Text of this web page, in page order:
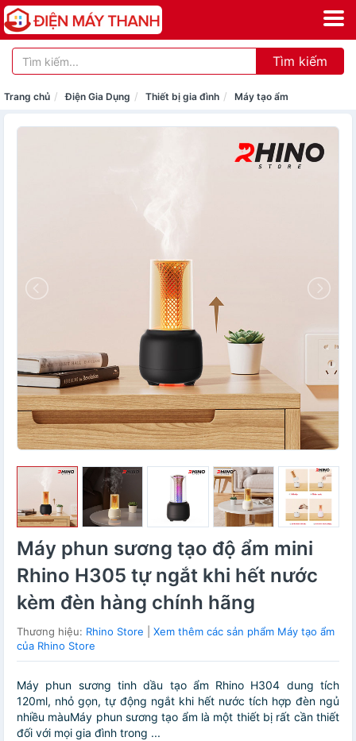
Tìm kiếm
Trang chủ Điện Gia Dụng Thiết bị gia đình Máy tạo ẩm
Máy phun sương tạo độ ẩm mini
Rhino H305 tự ngắt khi hết nước
kèm đèn hàng chính hãng
Thương hiệu: Rhino Store
Xem thêm các sản phẩm Máy tạo ẩm
của Rhino Store
Máy phun sương tinh dầu tạo ẩm Rhino H304 dung tích
120ml, nhỏ gọn, tự động ngắt khi hết nước tích hợp đèn ngủ
nhiều màuMáy phun sương tạo ẩm là một thiết bị rất cần thiết
đối với mọi gia đình trong ...